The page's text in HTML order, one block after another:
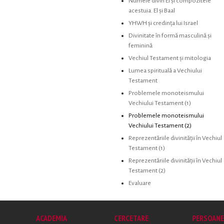
acestuia. El și Baal
YHWH și credința lui Israel
Divinitate în formă masculină și
feminină
Vechiul Testament și mitologia
Lumea spirituală a Vechiului
Testament
Problemele monoteismului
Vechiului Testament (1)
Problemele monoteismului
Vechiului Testament (2)
Reprezentăriile divinității în Vechiul
Testament (1)
Reprezentăriile divinității în Vechiul
Testament (2)
Evaluare
ACADEMIA CERCETARE PERSOANE